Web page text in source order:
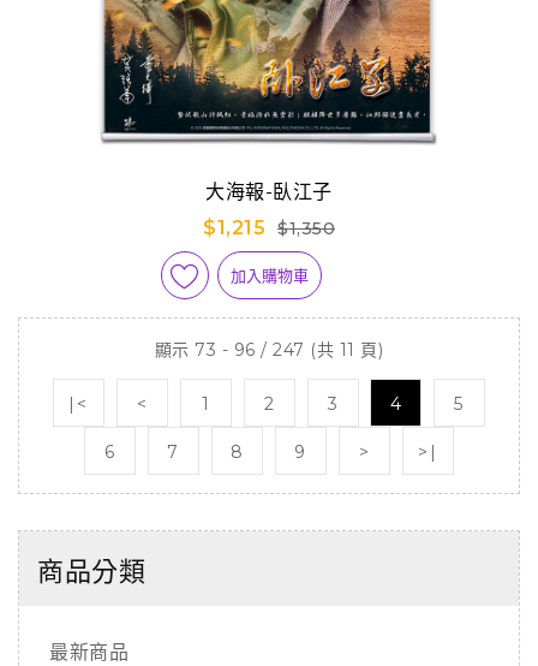
大海報-臥江子
$1,215
$1,350
加入購物車
顯示 73 - 96 / 247 (共 11 頁)
|< < 1 2 3 4 5
6 7 8 9 > >|
商品分類
最新商品